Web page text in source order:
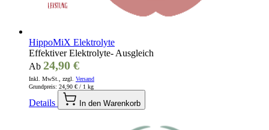
HippoMiX Elektrolyte
Effektiver Elektrolyte- Ausgleich
Ab 24,90 €
Inkl. MwSt., zzgl. Versand
Grundpreis: 24,90 € / 1 kg
Details In den Warenkorb